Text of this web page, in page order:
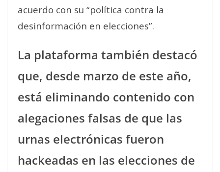
acuerdo con su “política contra la
desinformación en elecciones”.
La plataforma también destacó
que, desde marzo de este año,
está eliminando contenido con
alegaciones falsas de que las
urnas electrónicas fueron
hackeadas en las elecciones de